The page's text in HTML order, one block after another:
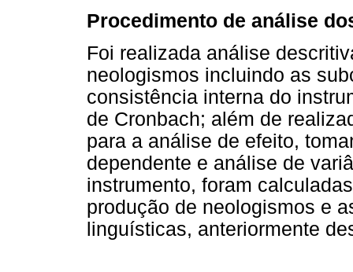
Procedimento de análise
Foi realizada análise
neologismos incluindo as
consistência interna do
de Cronbach; além de
para a análise de efeito,
dependente e análise de
instrumento, foram
produção de neologismos e
linguísticas, anteriormente